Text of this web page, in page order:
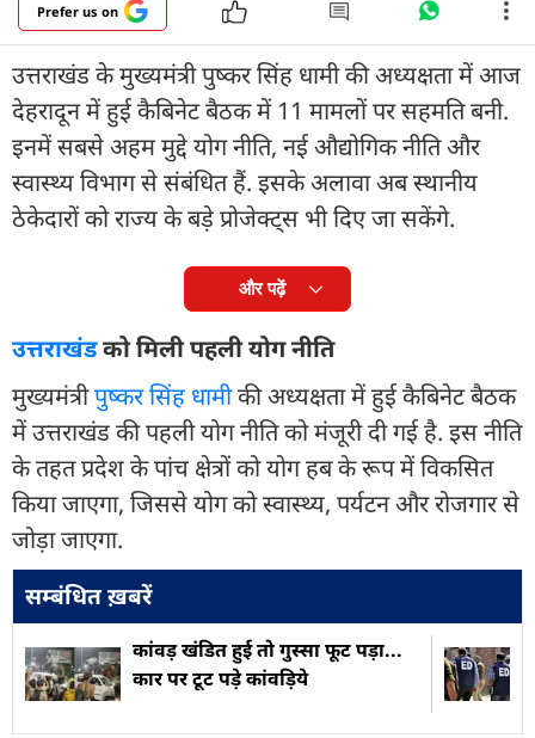
Prefer us on
उत्तराखंड के मुख्यमंत्री पुष्कर सिंह धामी की अध्यक्षता में आज
देहरादून में हुई कैबिनेट बैठक में 11 मामलों पर सहमति बनी.
इनमें सबसे अहम मुद्दे योग नीति, नई औद्योगिक नीति और
स्वास्थ्य विभाग से संबंधित हैं. इसके अलावा अब स्थानीय
ठेकेदारों को राज्य के बड़े प्रोजेक्ट्स भी दिए जा सकेंगे.
और पढ़ें
उत्तराखंडको मिली पहली योग नीति
मुख्यमंत्रीपुष्कर सिंह धामीकी अध्यक्षता में हुई कैबिनेट बैठक
में उत्तराखंड की पहली योग नीति को मंजूरी दी गई है. इस नीति
के तहत प्रदेश के पांच क्षेत्रों को योग हब के रूप में विकसित
किया जाएगा, जिससे योग को स्वास्थ्य, पर्यटन और रोजगार से
जोड़ा जाएगा.
सम्बंधित ख़बरें
कांवड़ खंडित हुई तो गुस्सा फूट पड़ा...
कार पर टूट पड़े कांवड़िये